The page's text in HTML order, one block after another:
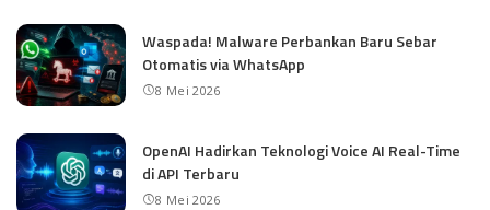
Waspada! Malware Perbankan Baru Sebar
Otomatis via WhatsApp
8 Mei 2026
OpenAI Hadirkan Teknologi Voice AI Real-Time
di API Terbaru
8 Mei 2026